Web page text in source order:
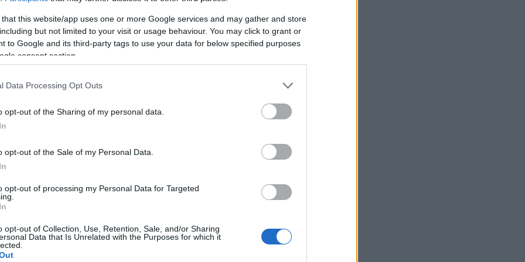
that this website/app uses one or more Google services and may gather and store
but not limited to your visit or usage behaviour. You may click to grant or
to Google and its third-party tags to use your data for below specified purposes
consent section.
Data Processing Opt Outs
opt-out of the Sharing of my personal data.
opt-out of the Sale of my Personal Data.
opt-out of processing my Personal Data for Targeted
opt-out of Collection, Use, Retention, Sale, and/or Sharing
Data that Is Unrelated with the Purposes for which it
28 Φεβρουαρίου, με τα
η Τεχεράνη έκλεισε τα Στενά του
έχουν επιβάλει ναυτικό αποκλεισμό
πλαίσιο αποζημιώσεων για βιολογικά
προϊόντα
22:48
Ταϊλάνδη: Στους εννέα αυξήθηκε ο
Θεσσαλονίκη: Σύλληψη 37χρονου μετά
από εμπλοκή του κλεμμένου ΙΧ που
οδηγούσε σε τροχαίο
δημιουργήθηκε ένας μοναδικός χώρος
αναψυχής
γλωσσολόγου στην εποχή της ΤΝ και
πόση ζήτηση έχει η ειδικότητα στην
Δύο συλλήψεις στην Κορινθία και μία
στη Λέσβο για πρόκληση πυρκαγιών